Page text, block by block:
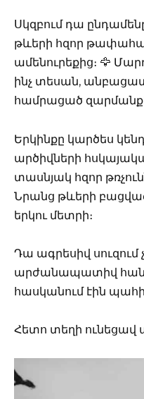
Սկզբում դա
թևերի հզոր
ամենուրեքից։ 🦅
ինչ տեսան,
համրացած
Երկինքը կարծես
արծիվների
տասնյակ հզոր
Նրանց թևերի
երկու մետրի։
Դա ագրեսիվ սուզում
արժանապատիվ
հասկանում էին պահի
Հետո տեղի ունեցավ